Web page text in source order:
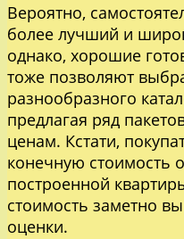
Вероятно,
более лучший и
однако, хорошие
тоже позволяют
разнообразного
предлагая ряд
ценам. Кстати,
конечную стоимость
построенной
стоимость заметно
оценки.